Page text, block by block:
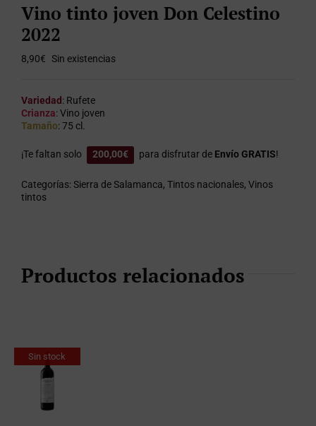
Vino tinto joven Don Celestino
2022
8,90€ Sin existencias
Variedad : Rufete
Crianza: Vino joven
Tamaño: 75 cl.
¡Te faltan solo 200,00€ para disfrutar de Envío GRATIS!
Categorías:Sierra de Salamanca, Tintos nacionales, Vinos
tintos
Productos relacionados
Sin stock